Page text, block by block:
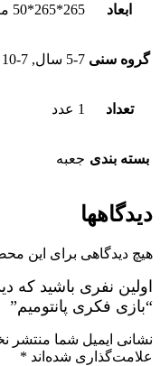
ابعاد 265*265*50 میلیمتر
گروه سنی 5-7 سال, 7-10 سال, 10-12 سال
تعداد 1 عدد
بسته بندی جعبه
دیدگاهها
هیچ دیدگاهی برای این
اولین نفری باشید که
“بازی فکری پانتومیم”
نشانی ایمیل شما منتشر
علامت‌گذاری شده‌اند *